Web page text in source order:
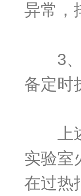
异常，
3、
备定时
上述
实验室
在过热